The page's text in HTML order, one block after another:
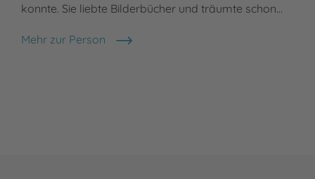
konnte. Sie liebte Bilderbücher und träumte schon…
Mehr zur Person
Ag Jatkowska